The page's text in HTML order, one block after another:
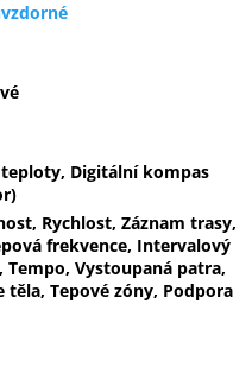
Digitální kompas
Rychlost, Záznam trasy,
frekvence, Intervalový
Vystoupaná patra,
těla, Tepové zóny, Podpora